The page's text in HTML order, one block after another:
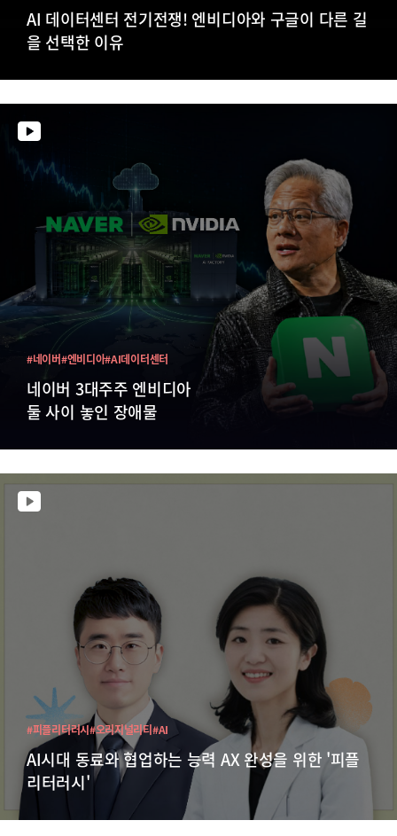
AI 데이터센터 전기전쟁! 엔비디아와 구글이 다른 길
을 선택한 이유
네이버 3대주주 엔비디아
둘 사이 놓인 장애물
#네이버#엔비디아#AI데이터센터
AI시대 동료와 협업하는 능력 AX 완성을 위한 '피플
리터러시'
#피플리터러시#오리지널리티#AI